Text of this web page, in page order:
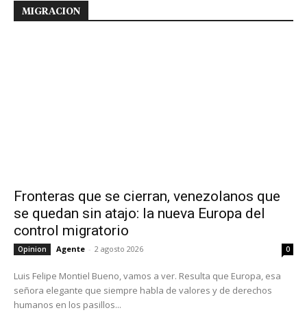
MIGRACION
Fronteras que se cierran, venezolanos que
se quedan sin atajo: la nueva Europa del
control migratorio
Opinion Agente - 2 agosto 2026 0
Luis Felipe Montiel Bueno, vamos a ver. Resulta que Europa, esa
señora elegante que siempre habla de valores y de derechos
humanos en los pasillos...